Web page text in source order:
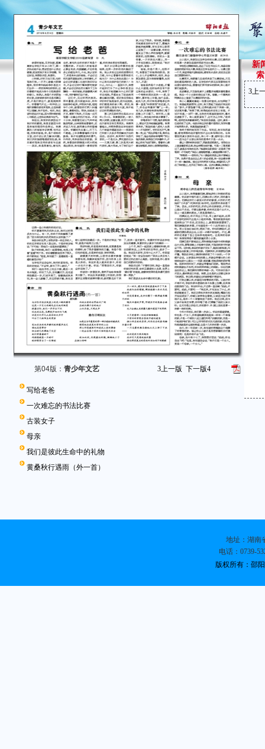
第04版： 青少年文艺 3上一版 下一版4
写给老爸
一次难忘的书法比赛
古装女子
母亲
我们是彼此生命中的礼物
黄桑秋行遇雨（外一首）
新
3上
地址：湖南
电话：0739-
版权所有：邵